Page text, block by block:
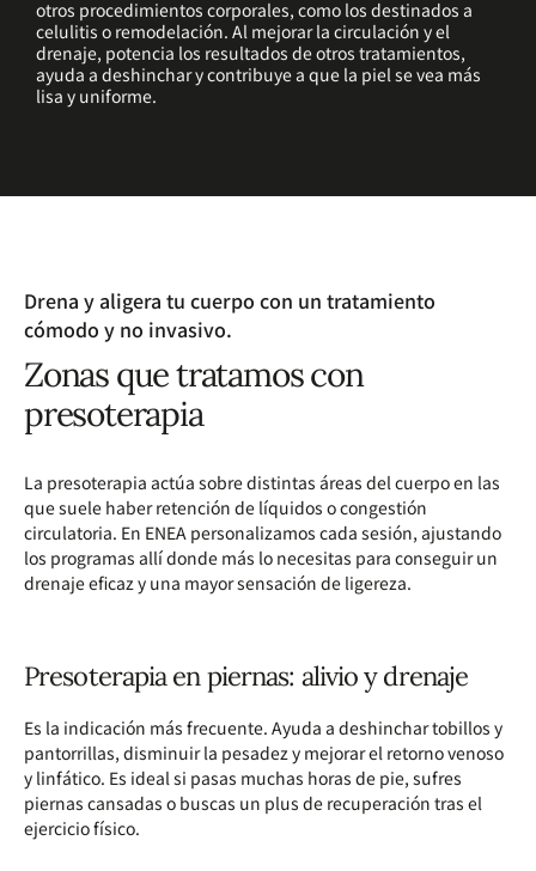
otros procedimientos corporales, como los destinados a
celulitis o remodelación. Al mejorar la circulación y el
drenaje, potencia los resultados de otros tratamientos,
ayuda a deshinchar y contribuye a que la piel se vea más
lisa y uniforme.
Drena y aligera tu cuerpo con un tratamiento
cómodo y no invasivo.
Zonas que tratamos con
presoterapia
La presoterapia actúa sobre distintas áreas del cuerpo en las
que suele haber retención de líquidos o congestión
circulatoria. En ENEA personalizamos cada sesión, ajustando
los programas allí donde más lo necesitas para conseguir un
drenaje eficaz y una mayor sensación de ligereza.
Presoterapia en piernas: alivio y drenaje
Es la indicación más frecuente. Ayuda a deshinchar tobillos y
pantorrillas, disminuir la pesadez y mejorar el retorno venoso
y linfático. Es ideal si pasas muchas horas de pie, sufres
piernas cansadas o buscas un plus de recuperación tras el
ejercicio físico.